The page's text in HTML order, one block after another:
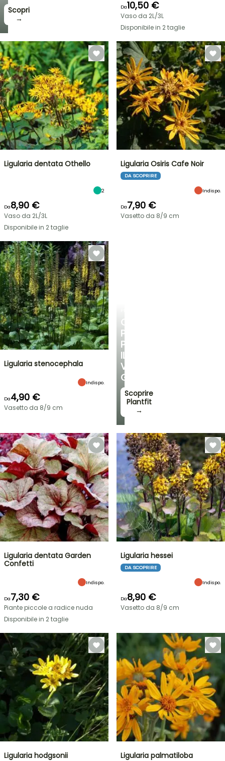
Scopri
→
CONSIGLI
PERSONALIZZATI
PER
IL
VOSTRO
GIARDINO
Scoprire
Plantfit
→
Da10,50 €
Vaso da 2L/3L
Disponibile in 2 taglie
Ligularia dentata Othello
2
Da8,90 €
Vaso da 2L/3L
Disponibile in 2 taglie
Ligularia Osiris Cafe Noir
DA SCOPRIRE
Indispo.
Da7,90 €
Vasetto da 8/9 cm
Ligularia stenocephala
Indispo.
Da4,90 €
Vasetto da 8/9 cm
Ligularia dentata Garden
Confetti
Indispo.
Da7,30 €
Piante piccole a radice nuda
Disponibile in 2 taglie
Ligularia hessei
DA SCOPRIRE
Indispo.
Da8,90 €
Vasetto da 8/9 cm
Ligularia hodgsonii Ligularia palmatiloba